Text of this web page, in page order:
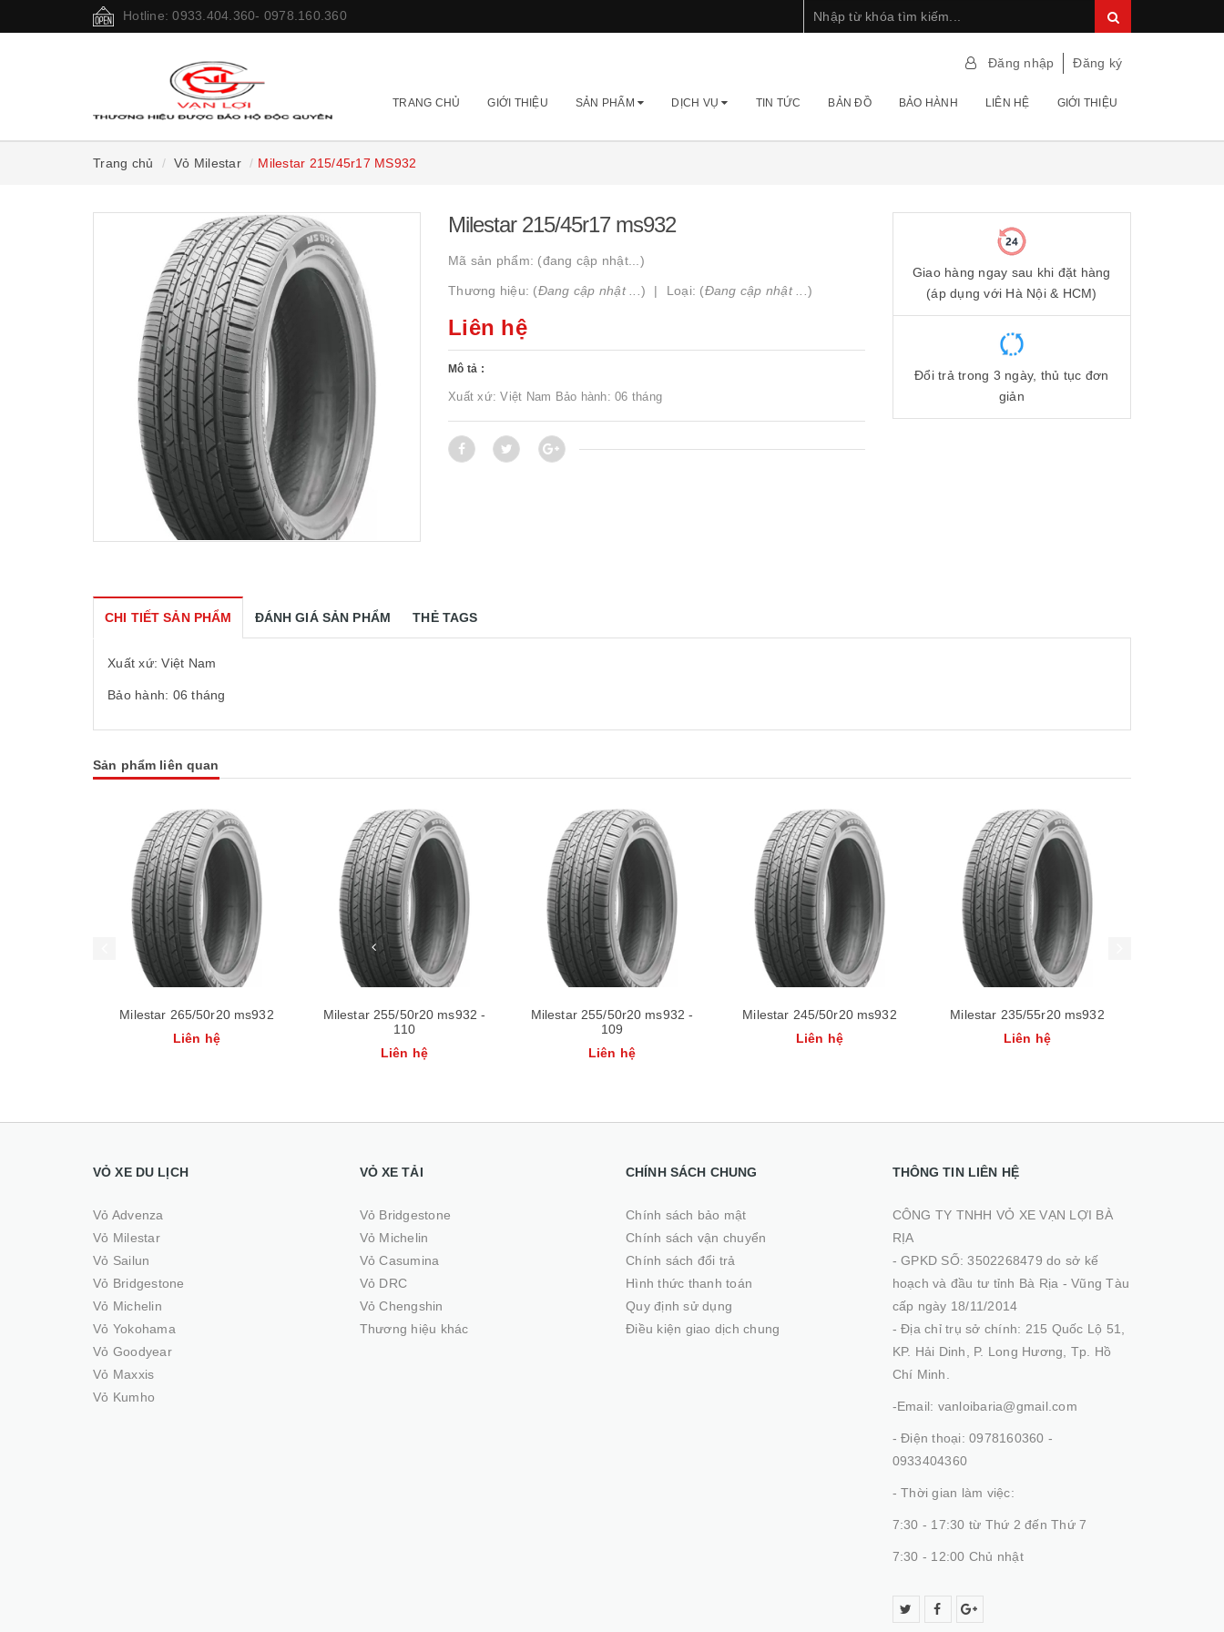
Hotline: 0933.404.360- 0978.160.360
Đăng nhập Đăng ký
TRANG CHỦ GIỚI THIỆU SẢN PHẨM DỊCH VỤ TIN TỨC BẢN ĐỒ BẢO HÀNH LIÊN HỆ GIỚI THIỆU
Trang chủ Vỏ Milestar Milestar 215/45r17 MS932
Milestar 215/45r17 ms932
Mã sản phẩm: (đang cập nhật...)
Thương hiệu: (Đang cập nhật ... ) Loại: (Đang cập nhật ... )
Liên hệ
Mô tả :
Xuất xứ: Việt Nam Bảo hành: 06 tháng
Giao hàng ngay sau khi đặt hàng
(áp dụng với Hà Nội & HCM)
Đổi trả trong 3 ngày, thủ tục đơn
giản
CHI TIẾT SẢN PHẨM ĐÁNH GIÁ SẢN PHẨM THẺ TAGS
Xuất xứ: Việt Nam
Bảo hành: 06 tháng
Sản phẩm liên quan
Milestar 255/50r20 ms932 -
Milestar 255/50r20 ms932 -
109
Liên hệ
Milestar 245/50r20 ms932
Liên hệ
Milestar 235/55r20 ms932
Liên hệ
Milestar 255/55r19 ms932
Liên hệ
VỎ XE DU LỊCH
Vỏ Advenza
Vỏ Milestar
Vỏ Sailun
Vỏ Bridgestone
Vỏ Michelin
Vỏ Yokohama
Vỏ Goodyear
Vỏ Maxxis
Vỏ Kumho
VỎ XE TẢI
Vỏ Bridgestone
Vỏ Michelin
Vỏ Casumina
Vỏ DRC
Vỏ Chengshin
Thương hiệu khác
CHÍNH SÁCH CHUNG
Chính sách bảo mật
Chính sách vận chuyển
Chính sách đổi trả
Hình thức thanh toán
Quy định sử dụng
Điều kiện giao dịch chung
THÔNG TIN LIÊN HỆ
CÔNG TY TNHH VỎ XE VẠN LỢI BÀ
RỊA
- GPKD SỐ: 3502268479 do sở kế
hoạch và đầu tư tỉnh Bà Rịa - Vũng Tàu
cấp ngày 18/11/2014
- Địa chỉ trụ sở chính: 215 Quốc Lộ 51,
KP. Hải Dinh, P. Long Hương, Tp. Hồ
Chí Minh.
-Email: vanloibaria@gmail.com
- Điện thoại: 0978160360 -
0933404360
- Thời gian làm việc:
7:30 - 17:30 từ Thứ 2 đến Thứ 7
7:30 - 12:00 Chủ nhật